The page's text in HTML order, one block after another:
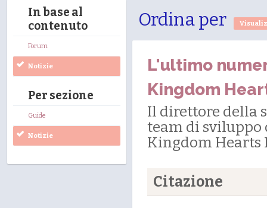
In base al
contenuto
Forum
Notizie
Per sezione
Guide
Notizie
Ordina per
L'ultimo
Kingdom
Il direttore della
team di sviluppo
Kingdom Hearts
Citazione